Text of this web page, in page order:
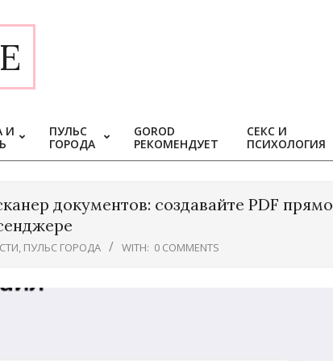
И
ПУЛЬС
ГОРОДА
GOROD
РЕКОМЕНДУЕТ
СЕКС И
ПСИХОЛОГИЯ
документов: создавайте PDF прямо
, ПУЛЬС ГОРОДА WITH: 0 COMMENTS